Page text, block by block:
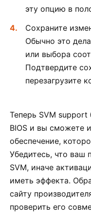
эту опцию в
Сохраните
Обычно это
или выбора
Подтвердите
перезагрузите
Теперь SVM
BIOS и вы сможете
обеспечение,
Убедитесь, что ваш
SVM, иначе
иметь эффекта.
сайту
проверить его